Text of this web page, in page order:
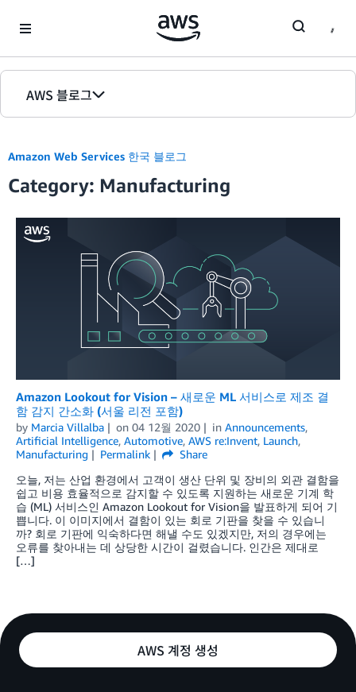
AWS 블로그
에디션
Amazon Web Services 한국 블로그
Category: Manufacturing
Amazon Lookout for Vision – 새로운 ML 서비스로 제조 결
함 감지 간소화 (서울 리전 포함)
by Marcia Villalba on 04 12월 2020 in Announcements,
Artificial Intelligence, Automotive, AWS re:Invent, Launch,
Manufacturing
Permalink
Share
오늘, 저는 산업 환경에서 고객이 생산 단위 및 장비의 외관 결함을
쉽고 비용 효율적으로 감지할 수 있도록 지원하는 새로운 기계 학
습 (ML) 서비스인 Amazon Lookout for Vision을 발표하게 되어 기
쁩니다. 이 이미지에서 결함이 있는 회로 기판을 찾을 수 있습니
까? 회로 기판에 익숙하다면 해낼 수도 있겠지만, 저의 경우에는
오류를 찾아내는 데 상당한 시간이 걸렸습니다. 인간은 제대로
[…]
AWS 계정 생성